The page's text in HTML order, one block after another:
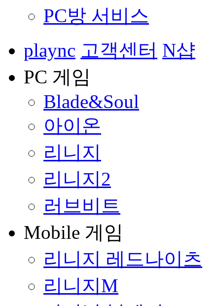
PC방 서비스
plaync 고객센터 N샵
PC 게임
Blade&Soul
아이온
리니지
리니지2
러브비트
Mobile 게임
리니지 레드나이츠
리니지M